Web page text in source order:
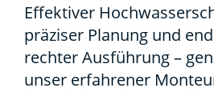
Effek­ti­ver
prä­zi­ser Pla­nung und
rech­ter Aus­füh­rung –
unser erfah­re­ner